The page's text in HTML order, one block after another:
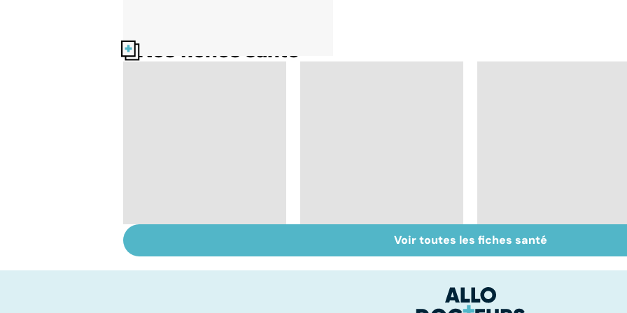
Nos fiches santé
crises de sommeil
Bien dormir, mais...
sans médicaments !
Le mystère de la
fibromyalgie
Voir toutes les fiches santé